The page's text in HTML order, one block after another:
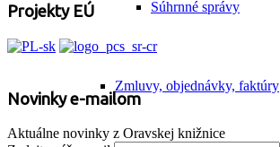
Súhrnné správy
Zmluvy, objednávky, faktúry
Projekty EÚ
Novinky e-mailom
Aktuálne novinky z Oravskej knižnice